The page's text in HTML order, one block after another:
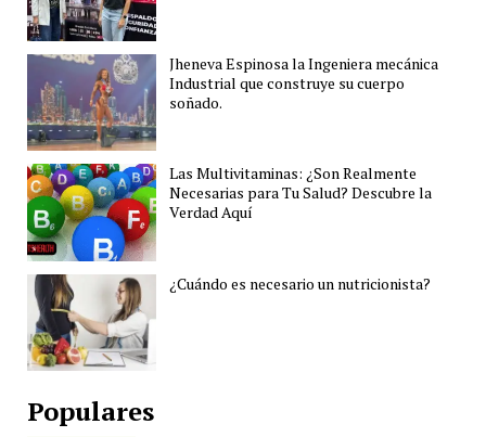
Jheneva Espinosa la Ingeniera mecánica
Industrial que construye su cuerpo
soñado.
Las Multivitaminas: ¿Son Realmente
Necesarias para Tu Salud? Descubre la
Verdad Aquí
¿Cuándo es necesario un nutricionista?
Populares